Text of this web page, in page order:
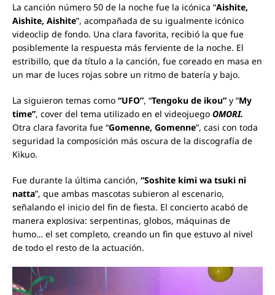
La canción número 50 de la noche fue la icónica “Aishite,
Aishite, Aishite”, acompañada de su igualmente icónico
videoclip de fondo. Una clara favorita, recibió la que fue
posiblemente la respuesta más ferviente de la noche. El
estribillo, que da título a la canción, fue coreado en masa en
un mar de luces rojas sobre un ritmo de batería y bajo.
La siguieron temas como “UFO”, “Tengoku de ikou” y “My
time”, cover del tema utilizado en el videojuego OMORI.
Otra clara favorita fue “Gomenne, Gomenne”, casi con toda
seguridad la composición más oscura de la discografía de
Kikuo.
Fue durante la última canción, “Soshite kimi wa tsuki ni
natta”, que ambas mascotas subieron al escenario,
señalando el inicio del fin de fiesta. El concierto acabó de
manera explosiva: serpentinas, globos, máquinas de
humo… el set completo, creando un fin que estuvo al nivel
de todo el resto de la actuación.